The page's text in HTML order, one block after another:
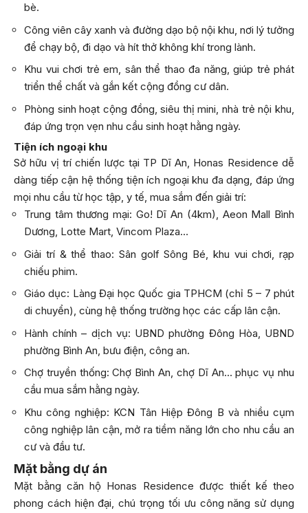
bè.
Công viên cây xanh và đường dạo bộ nội khu, nơi lý tưởng
để chạy bộ, đi dạo và hít thở không khí trong lành.
Khu vui chơi trẻ em, sân thể thao đa năng, giúp trẻ phát
triển thể chất và gắn kết cộng đồng cư dân.
Phòng sinh hoạt cộng đồng, siêu thị mini, nhà trẻ nội khu,
đáp ứng trọn vẹn nhu cầu sinh hoạt hằng ngày.
Tiện ích ngoại khu
Sở hữu vị trí chiến lược tại TP Dĩ An, Honas Residence dễ
dàng tiếp cận hệ thống tiện ích ngoại khu đa dạng, đáp ứng
mọi nhu cầu từ học tập, y tế, mua sắm đến giải trí:
Trung tâm thương mại: Go! Dĩ An (4km), Aeon Mall Bình
Dương, Lotte Mart, Vincom Plaza…
Giải trí & thể thao: Sân golf Sông Bé, khu vui chơi, rạp
chiếu phim.
Giáo dục: Làng Đại học Quốc gia TPHCM (chỉ 5 – 7 phút
di chuyển), cùng hệ thống trường học các cấp lân cận.
Hành chính – dịch vụ: UBND phường Đông Hòa, UBND
phường Bình An, bưu điện, công an.
Chợ truyền thống: Chợ Bình An, chợ Dĩ An… phục vụ nhu
cầu mua sắm hằng ngày.
Khu công nghiệp: KCN Tân Hiệp Đông B và nhiều cụm
công nghiệp lân cận, mở ra tiềm năng lớn cho nhu cầu an
cư và đầu tư.
Mặt bằng dự án
Mặt bằng căn hộ Honas Residence được thiết kế theo
phong cách hiện đại, chú trọng tối ưu công năng sử dụng